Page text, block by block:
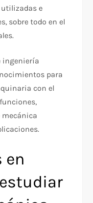
e
sobre todo en el
ingeniería
para
con el
mecánica
en